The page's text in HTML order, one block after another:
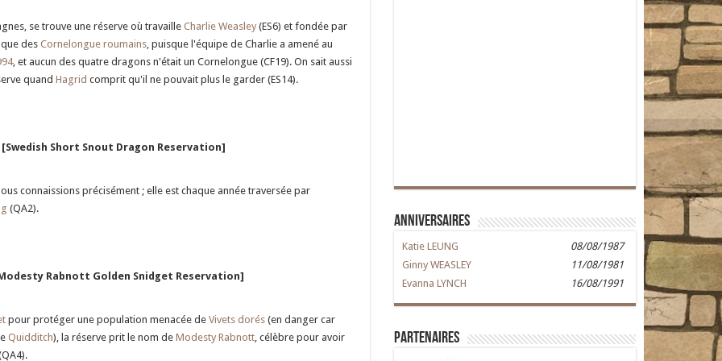
se trouve une réserve où travaille Charlie Weasley (ES6) et fondée par
des Cornelongue roumains, puisque l'équipe de Charlie a amené au
, et aucun des quatre dragons n'était un Cornelongue (CF19). On sait aussi
quand Hagrid comprit qu'il ne pouvait plus le garder (ES14).
Short Snout Dragon Reservation]
connaissions précisément ; elle est chaque année traversée par
(QA2).
Rabnott Golden Snidget Reservation]
pour protéger une population menacée de Vivets dorés (en danger car
Quidditch), la réserve prit le nom de Modesty Rabnott, célèbre pour avoir
Anniversaires
Katie LEUNG
08/08/1987
Ginny WEASLEY
11/08/1981
Evanna LYNCH
16/08/1991
Partenaires